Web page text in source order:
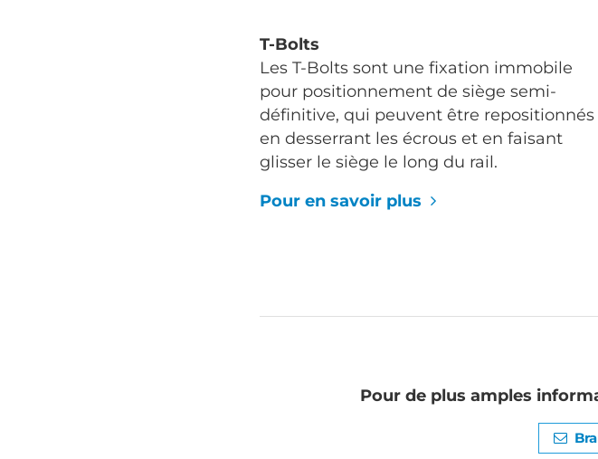
T-Bolts
Les T-Bolts sont une fixation immobile
pour positionnement de siège semi-
définitive, qui peuvent être repositionnés
en desserrant les écrous et en faisant
glisser le siège le long du rail.
Pour en savoir plus
Pour de plus amples